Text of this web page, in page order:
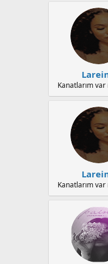
h
i
Kanatlarım
Kanatlarım